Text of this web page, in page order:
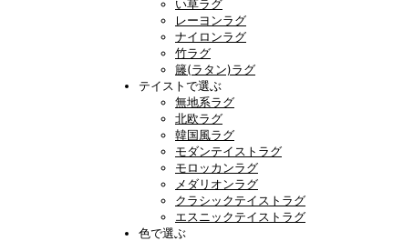
い草ラグ
レーヨンラグ
ナイロンラグ
竹ラグ
籐(ラタン)ラグ
テイストで選ぶ
無地系ラグ
北欧ラグ
韓国風ラグ
モダンテイストラグ
モロッカンラグ
メダリオンラグ
クラシックテイストラグ
エスニックテイストラグ
色で選ぶ